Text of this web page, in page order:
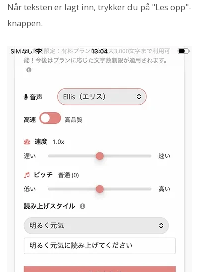
Når teksten er lagt inn, trykker du på "Les opp"-
knappen.